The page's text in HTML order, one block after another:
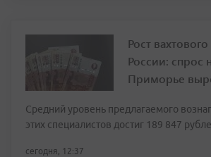
Рост
России: спрос
Приморье
Средний уровень предлагаемого
этих специалистов достиг 189 847
сегодня, 12:37